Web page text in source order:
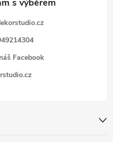
Facebook